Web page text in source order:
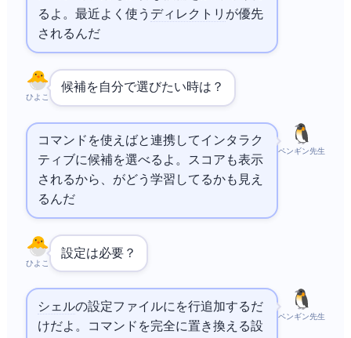
るよ。最近よく使う ディレクトリ が優先
されるんだ
ひよこ
候補を自分で選びたい時は？
ペンギン先生
`zi`コマンドを使えばと連携してインタラク
ティブに候補を選べるよ。スコアも表示
されるから、zoxideがどう学習してるかも見え
るんだ
ひよこ
設定は必要？
ペンギン先生
シェルの設定ファイルに`eval "$(zoxide init zsh)"`を1行追加するだ
けだよ。cdコマンドを完全に置き換える設